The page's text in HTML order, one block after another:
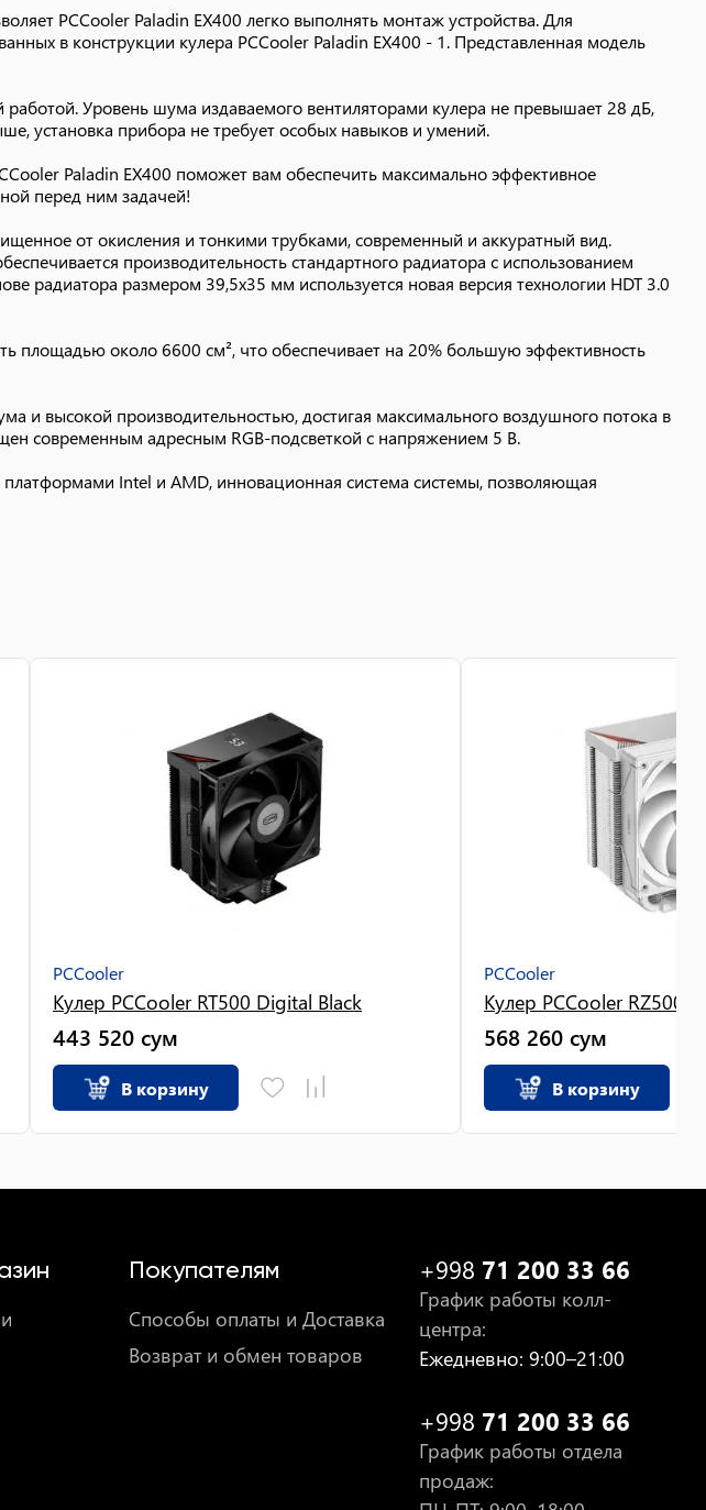
современным адресным RGB-подсветкой с напряжением 5 В.
Intel и AMD, инновационная система системы, позволяющая
PCCooler Paladin EX400 легко выполнять монтаж устройства. Для
в конструкции кулера PCCooler Paladin EX400 - 1. Представленная модель
Уровень шума издаваемого вентиляторами кулера не превышает 28 дБ,
установка прибора не требует особых навыков и умений.
Paladin EX400 поможет вам обеспечить максимально эффективное
перед ним задачей!
от окисления и тонкими трубками, современный и аккуратный вид.
производительность стандартного радиатора с использованием
радиатора размером 39,5х35 мм используется новая версия технологии HDT 3.0
площадью около 6600 см², что обеспечивает на 20% большую эффективность
высокой производительностью, достигая максимального воздушного потока в
современным адресным RGB-подсветкой с напряжением 5 В.
Intel и AMD, инновационная система системы, позволяющая
PCCooler
Кулер PCCooler RT500 Digital Black
443 520 сум
В корзину
PCCooler
Кулер PCCooler RZ500
568 260 сум
В корзину
Покупателям
Способы оплаты и Доставка
Возврат и обмен товаров
+998 71 200 33 66
График работы колл-
центра:
Ежедневно: 9:00–21:00
+998 71 200 33 66
График работы отдела
продаж: